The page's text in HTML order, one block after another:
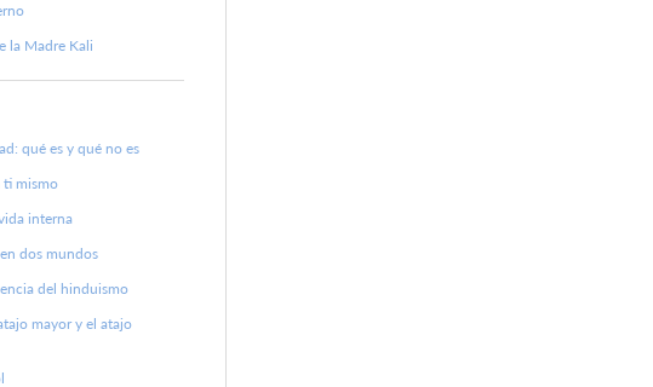
la Madre Kali
qué es y qué no es
ti mismo
interna
dos mundos
del hinduismo
mayor y el atajo